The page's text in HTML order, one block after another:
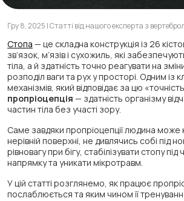
Гру 8, 2025 | Статті від нашого експерта з
Стопа — це складна конструкція із 26
зв’язок, м’язів і сухожиль, які
тіла, а й здатність точно реагувати на
розподіл ваги та рух у просторі. Одним із
механізмів, який відповідає за цю
пропріоцепція — здатність організму
частин тіла без участі зору.
Саме завдяки пропріоцепції людина може
нерівній поверхні, не дивлячись собі під
рівновагу при бігу, стабілізувати стопу під
напрямку та уникати мікротравм.
У цій статті розглянемо, як працює
послаблюється та яким чином її